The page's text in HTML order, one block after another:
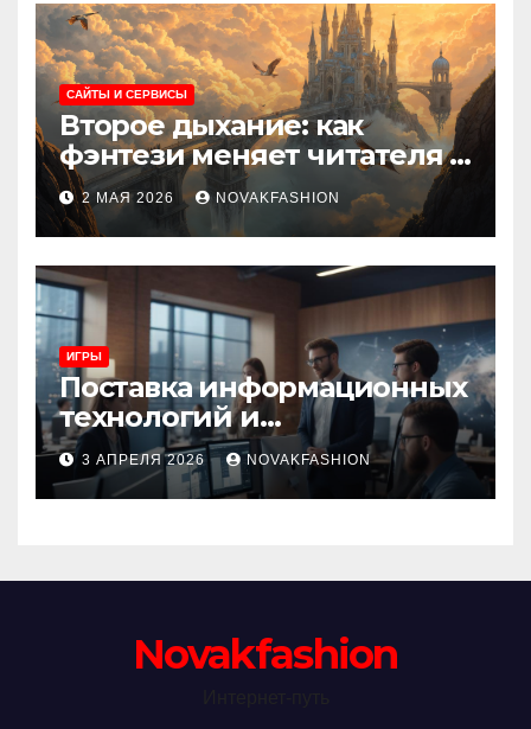
САЙТЫ И СЕРВИСЫ
Второе дыхание: как
фэнтези меняет читателя и
культуру
2 МАЯ 2026 NOVAKFASHION
ИГРЫ
Поставка информационных
технологий и
инновационные решения
3 АПРЕЛЯ 2026 NOVAKFASHION
Novakfashion